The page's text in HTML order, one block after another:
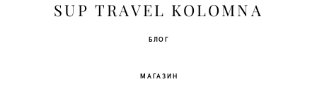
SUP TRAVEL KOLOMNA
БЛОГ
МАГАЗИН